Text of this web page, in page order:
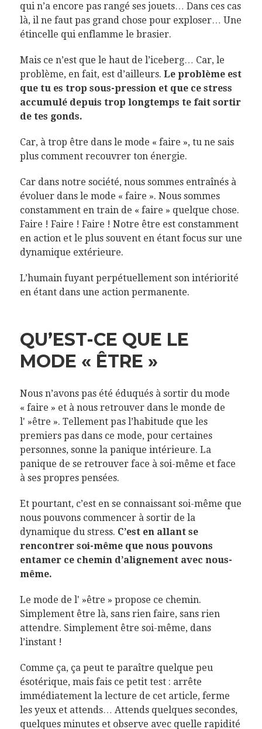
qui n’a encore pas rangé ses jouets… Dans ces cas
là, il ne faut pas grand chose pour exploser… Une
étincelle qui enflamme le brasier.
Mais ce n’est que le haut de l’iceberg… Car, le
problème, en fait, est d’ailleurs. Le problème est
que tu es trop sous-pression et que ce stress
accumulé depuis trop longtemps te fait sortir
de tes gonds.
Car, à trop être dans le mode « faire », tu ne sais
plus comment recouvrer ton énergie.
Car dans notre société, nous sommes entraînés à
évoluer dans le mode « faire ». Nous sommes
constamment en train de « faire » quelque chose.
Faire ! Faire ! Faire ! Notre être est constamment
en action et le plus souvent en étant focus sur une
dynamique extérieure.
L’humain fuyant perpétuellement son intériorité
en étant dans une action permanente.
QU’EST-CE QUE LE
MODE « ÊTRE »
Nous n’avons pas été éduqués à sortir du mode
« faire » et à nous retrouver dans le monde de
l' »être ». Tellement pas l’habitude que les
premiers pas dans ce mode, pour certaines
personnes, sonne la panique intérieure. La
panique de se retrouver face à soi-même et face
à ses propres pensées.
Et pourtant, c’est en se connaissant soi-même que
nous pouvons commencer à sortir de la
dynamique du stress. C’est en allant se
rencontrer soi-même que nous pouvons
entamer ce chemin d’alignement avec nous-
même.
Le mode de l' »être » propose ce chemin.
Simplement être là, sans rien faire, sans rien
attendre. Simplement être soi-même, dans
l’instant !
Comme ça, ça peut te paraître quelque peu
ésotérique, mais fais ce petit test : arrête
immédiatement la lecture de cet article, ferme
les yeux et attends… Attends quelques secondes,
quelques minutes et observe avec quelle rapidité